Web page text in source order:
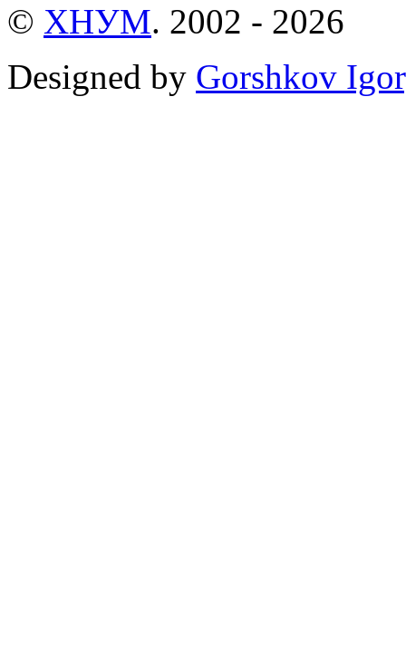
© ХНУМ. 2002 - 2026
Designed by Gorshkov Igor